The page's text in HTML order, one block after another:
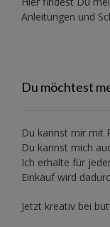
Anleitungen und
Du möchtest
Du kannst mir mit
Du kannst mich
Ich erhalte für
Einkauf wird
Jetzt kreativ bei